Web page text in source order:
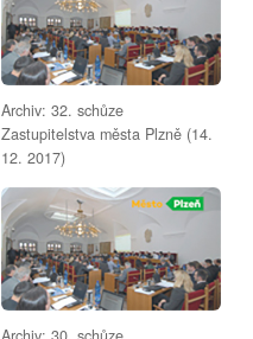
Archiv: 32. schůze
Zastupitelstva města Plzně (14.
12. 2017)